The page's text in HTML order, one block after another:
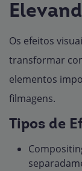
Os efeitos
transformar
elementos
filmagens.
Tipos de